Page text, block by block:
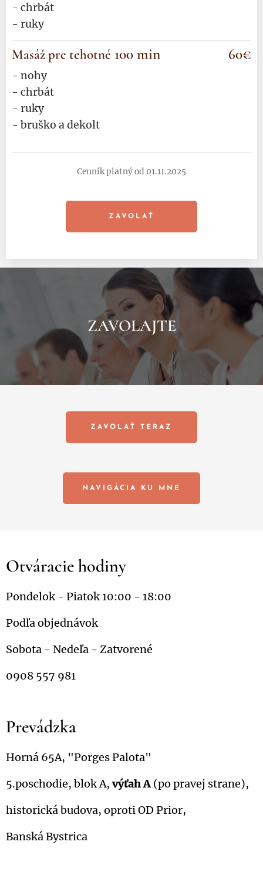
- chrbát
- ruky
Masáž pre tehotné 100 min
- nohy
- chrbát
- ruky
- bruško a dekolt
60€
Cenník platný od 01.11.2025
ZAVOLAŤ
ZAVOLAJTE
ZAVOLAŤ TERAZ
NAVIGÁCIA KU MNE
Otváracie hodiny
Pondelok - Piatok 10:00 - 18:00
Podľa objednávok
Sobota - Nedeľa - Zatvorené
0908 557 981
Prevádzka
Horná 65A, "Porges Palota"
5.poschodie, blok A,výťah A (po pravej strane),
historická budova, oproti OD Prior,
Banská Bystrica